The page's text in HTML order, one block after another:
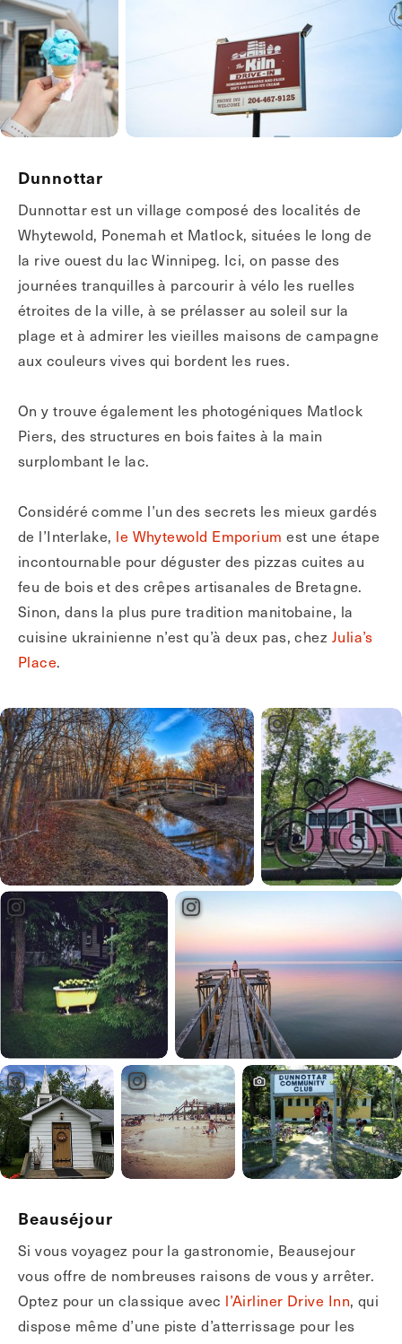
Dunnottar
Dunnottar est un village composé des localités de
Whytewold, Ponemah et Matlock, situées le long de
la rive ouest du lac Winnipeg. Ici, on passe des
journées tranquilles à parcourir à vélo les ruelles
étroites de la ville, à se prélasser au soleil sur la
plage et à admirer les vieilles maisons de campagne
aux couleurs vives qui bordent les rues.
On y trouve également les photogéniques Matlock
Piers, des structures en bois faites à la main
surplombant le lac.
Considéré comme l’un des secrets les mieux gardés
de l’Interlake, le Whytewold Emporium est une étape
incontournable pour déguster des pizzas cuites au
feu de bois et des crêpes artisanales de Bretagne.
Sinon, dans la plus pure tradition manitobaine, la
cuisine ukrainienne n’est qu’à deux pas, chez Julia’s
Place.
Beauséjour
Si vous voyagez pour la gastronomie, Beausejour
vous offre de nombreuses raisons de vous y arrêter.
Optez pour un classique avec l’Airliner Drive Inn, qui
dispose même d’une piste d’atterrissage pour les